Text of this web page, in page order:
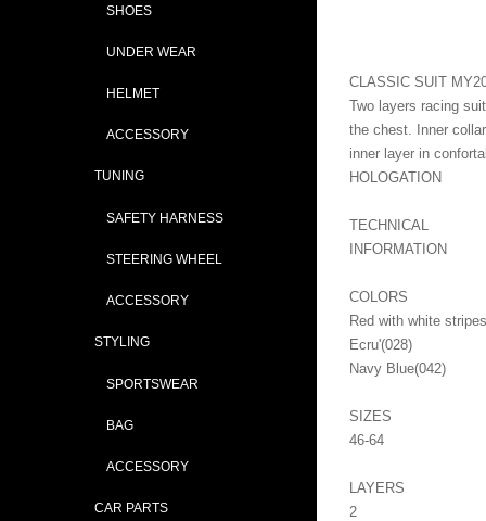
CLASSIC SUIT
Two layers racing
the chest. Inner
inner layer in
HOLOGATION
TECHNICAL
INFORMATION
COLORS
Red with white
Ecru'(028)
Navy Blue(042)
SIZES
46-64
LAYERS
2
SHOES
UNDER WEAR
HELMET
ACCESSORY
TUNING
SAFETY HARNESS
STEERING WHEEL
ACCESSORY
STYLING
SPORTSWEAR
BAG
ACCESSORY
CAR PARTS